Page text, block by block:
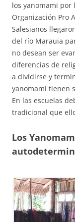
los yanomami por
Organización Pro
Salesianos
del río Marauia
no desean ser
diferencias de
a dividirse y
yanomami tienen
En las escuelas
tradicional que
Los